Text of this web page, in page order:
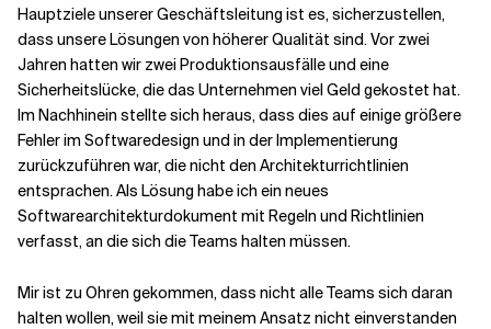
Verwandte Themen
Hauptziele unserer Geschäftsleitung ist es, sicherzustellen,
dass unsere Lösungen von höherer Qualität sind. Vor zwei
Jahren hatten wir zwei Produktionsausfälle und eine
Sicherheitslücke, die das Unternehmen viel Geld gekostet hat.
Im Nachhinein stellte sich heraus, dass dies auf einige größere
Fehler im Softwaredesign und in der Implementierung
zurückzuführen war, die nicht den Architekturrichtlinien
entsprachen. Als Lösung habe ich ein neues
Softwarearchitekturdokument mit Regeln und Richtlinien
verfasst, an die sich die Teams halten müssen.
Mir ist zu Ohren gekommen, dass nicht alle Teams sich daran
halten wollen, weil sie mit meinem Ansatz nicht einverstanden